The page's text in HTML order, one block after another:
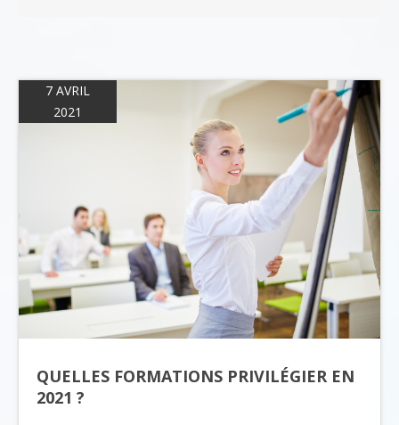
7 AVRIL
2021
QUELLES FORMATIONS PRIVILÉGIER EN
2021 ?